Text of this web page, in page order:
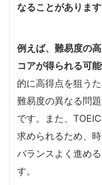
なることがあります
例えば、難易度の
コアが得られる可能
的に高得点を狙う
難易度の異なる問
です。また、
求められるため、
バランスよく進め
す。